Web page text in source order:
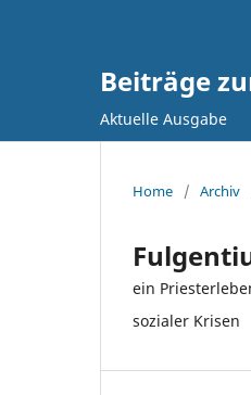
Beiträge
Aktuelle Ausgabe
Home / Archiv
ein
sozialer Krisen